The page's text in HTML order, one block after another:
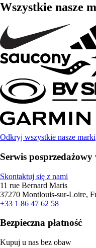
Wszystkie nasze
Odkryj wszystkie nasze marki
Serwis
Skontaktuj się z nami
11 rue Bernard Maris
37270 Montlouis-sur-Loire,
+33 1 86 47 62 58
Bezpieczna płatność
Kupuj u nas bez obaw